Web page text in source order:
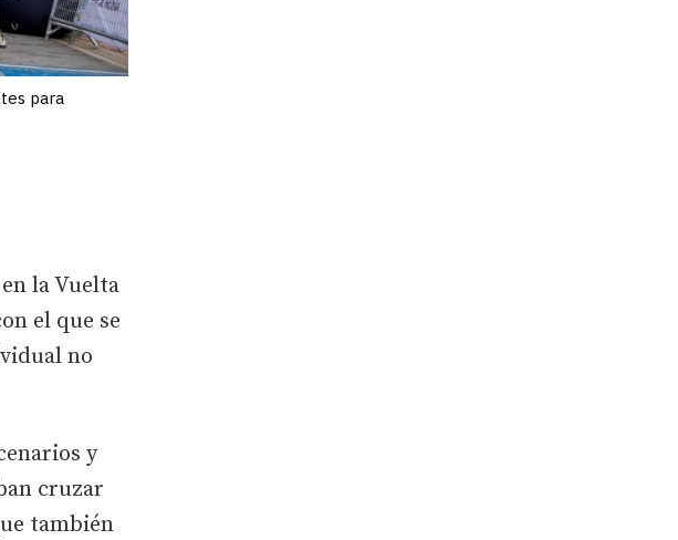
para
la Vuelta
el que se
no
y
cruzar
también